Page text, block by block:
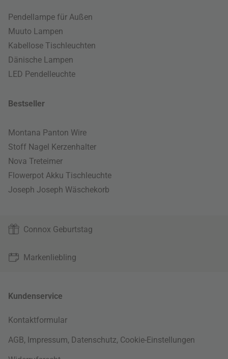
Pendellampe für Außen
Muuto Lampen
Kabellose Tischleuchten
Dänische Lampen
LED Pendelleuchte
Bestseller
Montana Panton Wire
Stoff Nagel Kerzenhalter
Nova Treteimer
Flowerpot Akku Tischleuchte
Joseph Joseph Wäschekorb
Connox Geburtstag
Markenliebling
Kundenservice
Kontaktformular
AGB, Impressum, Datenschutz, Cookie-Einstellungen